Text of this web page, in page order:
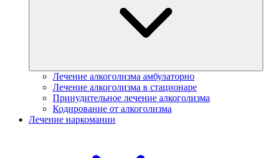
Лечение алкоголизма амбулаторно
Лечение алкоголизма в стационаре
Принудительное лечение алкоголизма
Кодирование от алкоголизма
Лечение наркомании